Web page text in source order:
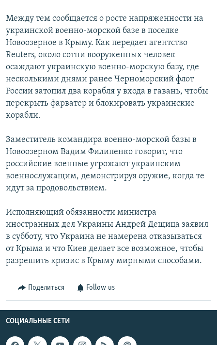
Между тем сообщается о росте напряженности на
украинской военно-морской базе в поселке
Новоозерное в Крыму. Как передает агентство
Reuters, около сотни вооруженных человек
осаждают украинскую военно-морскую базу, где
несколькими днями ранее Черноморский флот
России затопил два корабля у входа в гавань, чтобы
перекрыть фарватер и блокировать украинские
корабли.
Заместитель командира военно-морской базы в
Новоозерном Вадим Филипенко говорит, что
российские военные угрожают украинским
военнослужащим, демонстрируя оружие, когда те
идут за продовольствием.
Исполняющий обязанности министра
иностранных дел Украины Андрей Дещица заявил
в субботу, что Украина не намерена отказываться
от Крыма и что Киев делает все возможное, чтобы
разрешить кризис в Крыму мирными способами.
Поделиться Follow us
СОЦИАЛЬНЫЕ СЕТИ